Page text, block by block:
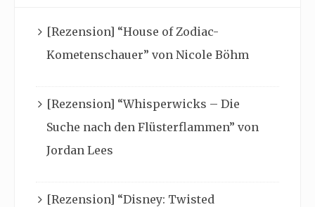
[Rezension] “House of Zodiac-
Kometenschauer” von Nicole Böhm
[Rezension] “Whisperwicks – Die
Suche nach den Flüsterflammen” von
Jordan Lees
[Rezension] “Disney: Twisted